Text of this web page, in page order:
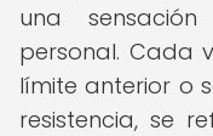
una
personal. Cada
límite anterior o
resistencia, se